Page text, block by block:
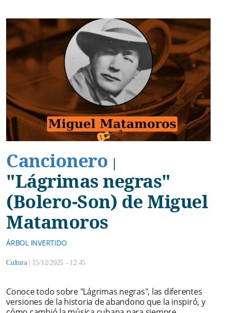
Cancionero |
"Lágrimas negras"
(Bolero-Son) de Miguel
Matamoros
ÁRBOL INVERTIDO
Cultura 15/12/2025 - 12:45
Conoce todo sobre "Lágrimas negras", las diferentes
versiones de la historia de abandono que la inspiró, y